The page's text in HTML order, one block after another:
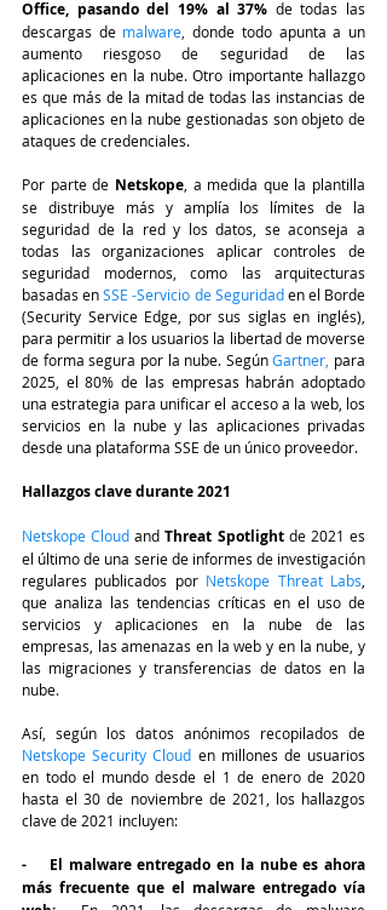
Office, pasando del 19% al 37% de todas las
descargas de malware donde todo apunta a un
aumento riesgoso de seguridad de las
aplicaciones en la nube. Otro importante hallazgo
es que más de la mitad de todas las instancias de
aplicaciones en la nube gestionadas son objeto de
ataques de credenciales.
Por parte de Netskope, a medida que la plantilla
se distribuye más y amplía los límites de la
seguridad de la red y los datos, se aconseja a
todas las organizaciones aplicar controles de
seguridad modernos, como las arquitecturas
basadas en SSE -Servicio de Seguridad en el Borde
(Security Service Edge, por sus siglas en inglés),
para permitir a los usuarios la libertad de moverse
de forma segura por la nube. Según Gartner para
2025, el 80% de las empresas habrán adoptado
una estrategia para unificar el acceso a la web, los
servicios en la nube y las aplicaciones privadas
desde una plataforma SSE de un único proveedor.
Hallazgos clave durante 2021
Netskope Cloud and Threat Spotlight de 2021 es
el último de una serie de informes de investigación
regulares publicados por Netskope Threat Labs
que analiza las tendencias críticas en el uso de
servicios y aplicaciones en la nube de las
empresas, las amenazas en la web y en la nube, y
las migraciones y transferencias de datos en la
nube.
Netskope Security Cloud en millones de usuarios
en todo el mundo desde el 1 de enero de 2020
hasta el 30 de noviembre de 2021, los hallazgos
clave de 2021 incluyen:
-    El malware entregado en la nube es ahora
más frecuente que el malware entregado vía